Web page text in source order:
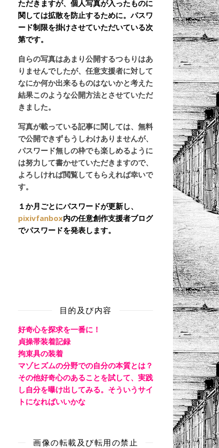
ただきますが、個人写真が入ったものに
関しては拡散を防止するために。パスワ
ード制限を掛けさせていただいている次
第です。
自らの写真はあまり公開するつもりはあ
りませんでしたが、任意支援者に対して
なにか何か出来るものはないかと考えた
結果このような公開方法とさせていただ
きました。
写真が載っている記事に関しては、無料
で公開できずもうしわけありませんが、
パスワード無しの枠でも楽しめるように
は努力して書かせていただきますので、
よろしければ閲覧してもらえれば幸いで
す。
１か月ごとにパスワードが更新し、
pixivfanbox内の任意創作支援者ブログ
でパスワードを発表します。
目的及び内容
好奇心を探求を一番に！
貞操帯装着記録
拘束具の装着
マゾヒズムの分野での自分の本質とは？
その他好奇心のあることを試して、実践
し自分を曝け出してみる。そういうサイ
トになればいいかな
画像の転載及び転用の禁止